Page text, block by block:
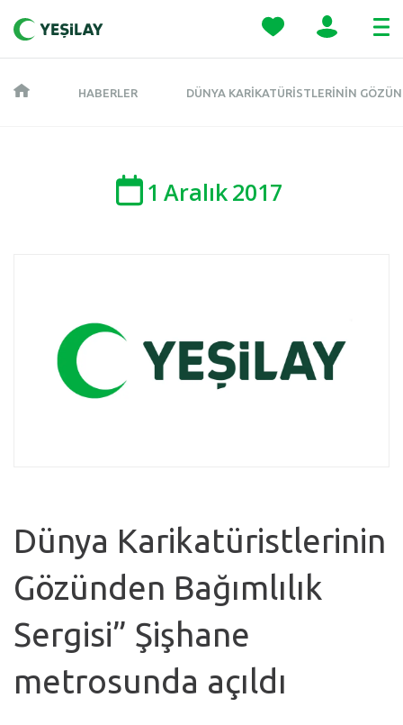
HABERLER DÜNYA KARIKATÜRISTLERININ
1 Aralık2017
Dünya Karikatüristlerinin
Gözünden Bağımlılık
Sergisi” Şişhane
metrosunda açıldı